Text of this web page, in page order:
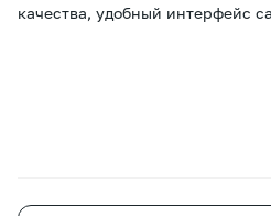
качества, удобный интерфейс